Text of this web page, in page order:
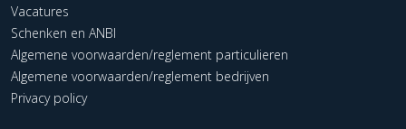
Vacatures
Schenken en ANBI
Algemene voorwaarden/reglement particulieren
Algemene voorwaarden/reglement bedrijven
Privacy policy